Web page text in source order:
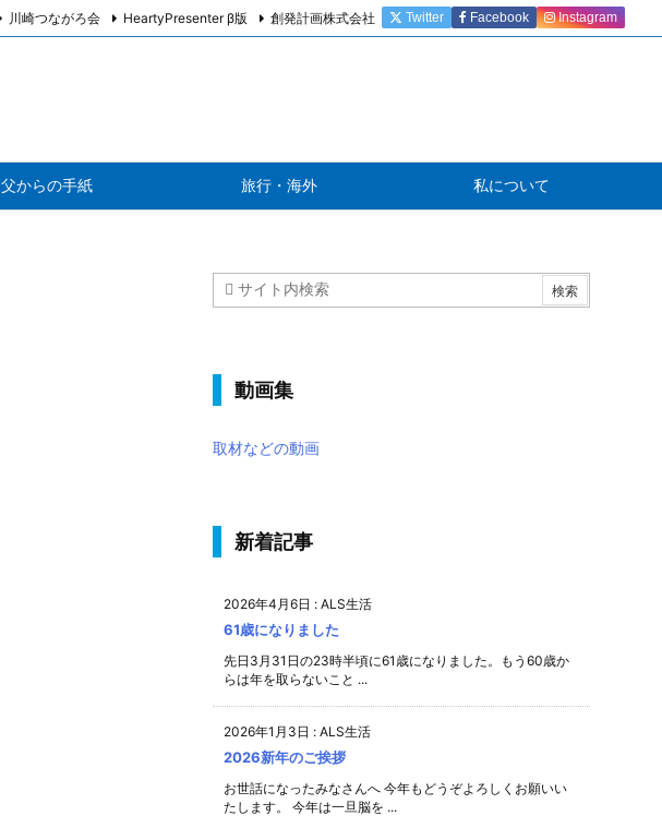
父からの手紙 旅行・海外 私について
川崎つながろ会 HeartyPresenter β版 創発計画株式会社 Twitter Facebook Instagram
動画集
取材などの動画
新着記事
2026年4月6日 : ALS生活
61歳になりました
先日3月31日の23時半頃に61歳になりました。もう60歳か
らは年を取らないこと ...
2026年1月3日 : ALS生活
2026新年のご挨拶
お世話になったみなさんへ 今年もどうぞよろしくお願いい
たします。 今年は一旦脳を ...